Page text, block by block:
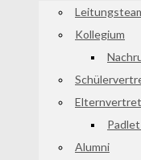
Kollegium
Alumni